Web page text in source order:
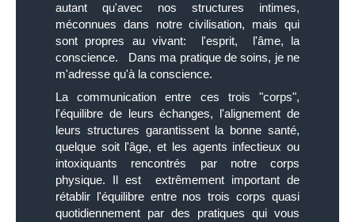
autant qu'avec nos structures intimes,
méconnues dans notre civilisation, mais qui
sont propres au vivant: l'esprit, l'âme, la
conscience. Dans ma pratique de soins, je ne
m'adresse qu'à la conscience.
La communication entre ces trois "corps",
l'équilibre de leurs échanges, l'alignement de
leurs structures garantissent la bonne santé,
quelque soit l'âge, et les agents infectieux ou
intoxiquants rencontrés par notre corps
physique. Il est extrêmement important de
rétablir l'équilibre entre nos trois corps quasi
quotidiennement par des pratiques qui vous